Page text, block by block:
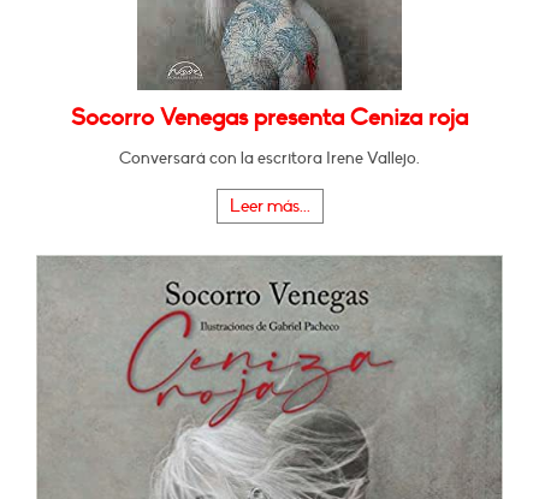
Socorro Venegas presenta Ceniza roja
Conversará con la escritora Irene Vallejo.
Leer más...